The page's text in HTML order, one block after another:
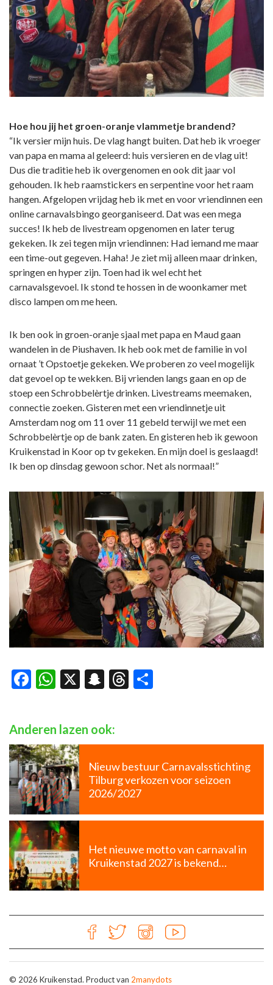
Hoe hou jij het groen-oranje vlammetje brandend?
“Ik versier mijn huis. De vlag hangt buiten. Dat heb ik vroeger
van papa en mama al geleerd: huis versieren en de vlag uit!
Dus die traditie heb ik overgenomen en ook dit jaar vol
gehouden. Ik heb raamstickers en serpentine voor het raam
hangen. Afgelopen vrijdag heb ik met en voor vriendinnen een
online carnavalsbingo georganiseerd. Dat was een mega
succes! Ik heb de livestream opgenomen en later terug
gekeken. Ik zei tegen mijn vriendinnen: Had iemand me maar
een time-out gegeven. Haha! Je ziet mij alleen maar drinken,
springen en hyper zijn. Toen had ik wel echt het
carnavalsgevoel. Ik stond te hossen in de woonkamer met
disco lampen om me heen.
Ik ben ook in groen-oranje sjaal met papa en Maud gaan
wandelen in de Piushaven. Ik heb ook met de familie in vol
ornaat ’t Opstoetje gekeken. We proberen zo veel mogelijk
dat gevoel op te wekken. Bij vrienden langs gaan en op de
stoep een Schrobbelèrtje drinken. Livestreams meemaken,
connectie zoeken. Gisteren met een vriendinnetje uit
Amsterdam nog om 11 over 11 gebeld terwijl we met een
Schrobbelèrtje op de bank zaten. En gisteren heb ik gewoon
Kruikenstad in Koor op tv gekeken. En mijn doel is geslaagd!
Ik ben op dinsdag gewoon schor. Net als normaal!”
Facebook
WhatsApp
X Snapchat
Threads
Anderen lazen ook:
Nieuw bestuur Carnavalsstichting
Tilburg verkozen voor seizoen
2026/2027
Het nieuwe motto van carnaval in
Kruikenstad 2027 is bekend…
© 2026 Kruikenstad. Product van 2manydots